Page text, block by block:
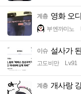
계층 영화 오
부엔까미노
이슈 설사가
고도비만 Lv.91
계층 개사랑